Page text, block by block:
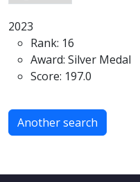
2023
Rank: 16
Award: Silver Medal
Score: 197.0
Another search